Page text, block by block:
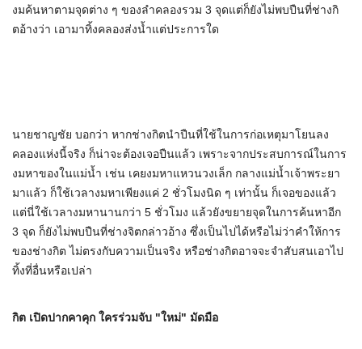
งมค้นหาตามจุดต่าง ๆ ของลำคลองรวม 3 จุดแต่ก็ยังไม่พบปืนที่ช่างกิ
ตอ้างว่า เอามาทิ้งคลองส่งน้ำแต่ประการใด
นายชาญชัย บอกว่า หากช่างกิตนำปืนที่ใช้ในการก่อเหตุมาโยนลง
คลองแห่งนี้จริง ก็น่าจะต้องเจอปืนแล้ว เพราะจากประสบการณ์ในการ
งมหาของในแม่น้ำ เช่น เคยงมหาแหวนวงเล็ก กลางแม่น้ำเจ้าพระยา
มาแล้ว ก็ใช้เวลางมหาเพียงแค่ 2 ชั่วโมงนิด ๆ เท่านั้น ก็เจอของแล้ว
แต่นี่ใช้เวลางมหานานกว่า 5 ชั่วโมง แล้วยังขยายจุดในการค้นหาอีก
3 จุด ก็ยังไม่พบปืนที่ช่างจิตกล่าวอ้าง ซึ่งเป็นไปได้หรือไม่ว่าคำให้การ
ของช่างกิต ไม่ตรงกับความเป็นจริง หรือช่างกิตอาจจะจำสับสนเอาไป
ทิ้งที่อื่นหรือเปล่า
กิต เปิดปากคาคุก ใครร่วมจับ "ใหม่" มัดมือ